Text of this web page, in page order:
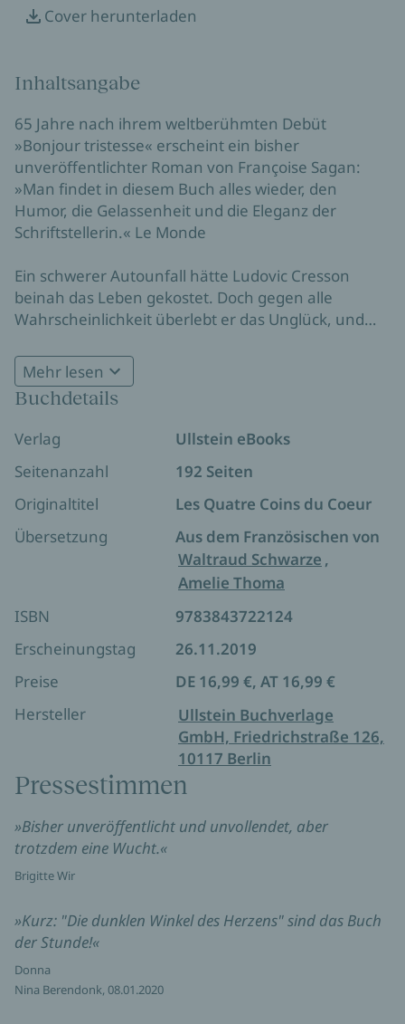
Cover herunterladen
Inhaltsangabe
65 Jahre nach ihrem weltberühmten Debüt
»Bonjour tristesse« erscheint ein bisher
unveröffentlichter Roman von Françoise Sagan:
»Man findet in diesem Buch alles wieder, den
Humor, die Gelassenheit und die Eleganz der
Schriftstellerin.« Le Monde
Ein schwerer Autounfall hätte Ludovic Cresson
beinah das Leben gekostet. Doch gegen alle
Wahrscheinlichkeit überlebt er das Unglück, und
genesen. Sehr zum Bedauern seiner Frau Marie-
Laure, die sich in der Rolle der vermögenden Witwe
gut gefiel. Sie erträgt die zärtlichen Avancen ihres
wiederauferstandenen Mannes kaum, schließlich
hatte sie bereits die Musik für seine Beerdigung
auswählt. Eines Tages belauscht Henri, Ludovics
Vater, eine unschöne Szene zwischen den
Eheleuten, er bangt um das männliche
Selbstwertgefühl seines Sohnes und beschließt
einzugreifen. Sein Plan scheint zunächst
aufzugehen, bis plötzlich Fanny auftaucht, die
für einigen Wirbel in der Industriellenvilla sorgt.
Ein zeitloser, unvollendet gebliebener Roman, der
schlicht im Stil, mit großem Gespür für Witz und
Ironie, für Dialoge und Charakterzeichnung.
„Eine ganz große Sagan.“ Le Parisien
„Ein literarisches Erdbeben.“ France Inter
„Die dunklen Winkel des Herzens fügt sich
dieselbe Eleganz, dieselbe psychologische Finesse
Magazine Littéraire
„Mit großem Vergnügen begegnet man der kühlen
und sarkastischen Prosa der Schriftstellerin wieder.“
Mehr lesen
Buchdetails
Verlag
Ullstein eBooks
Seitenanzahl
192 Seiten
Originaltitel
Les Quatre Coins du Coeur
Übersetzung
Aus dem Französischen von
Waltraud Schwarze ,
Amelie Thoma
ISBN
9783843722124
Erscheinungstag
26.11.2019
Preise
DE 16,99 €, AT 16,99 €
Hersteller
Ullstein Buchverlage
GmbH, Friedrichstraße 126,
10117 Berlin
Pressestimmen
»Bisher unveröffentlicht und unvollendet, aber
trotzdem eine Wucht.«
Brigitte Wir
»Kurz: "Die dunklen Winkel des Herzens" sind das Buch
der Stunde!«
Donna
Nina Berendonk, 08.01.2020